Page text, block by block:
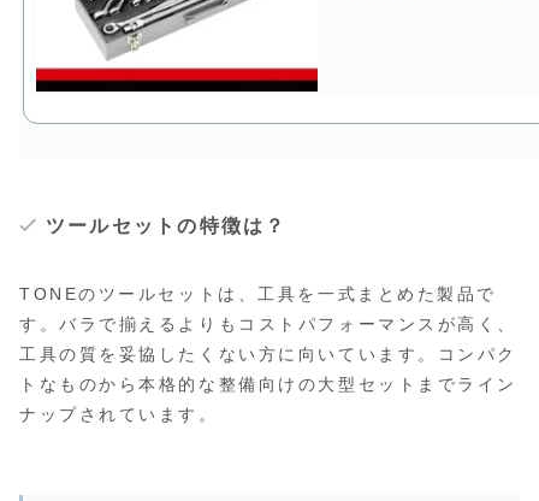
ツールセットの特徴は？
TONEのツールセットは、工具を一式まとめた製品で
す。バラで揃えるよりもコストパフォーマンスが高く、
工具の質を妥協したくない方に向いています。コンパク
トなものから本格的な整備向けの大型セットまでライン
ナップされています。